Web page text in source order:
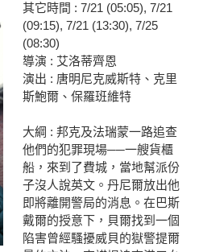
其它時間 : 7/21 (05:05), 7/21
(09:15), 7/21 (13:30), 7/25
(08:30)
導演 : 艾洛蒂齊恩
演出 : 唐明尼克威斯特、克里
斯鮑爾、保羅班維特
大綱 : 邦克及法瑞蒙一路追查
他們的犯罪現場──一艘貨櫃
船，來到了費城，當地幫派份
子沒人說英文。丹尼爾放出他
即將離開警局的消息。在巴斯
戴爾的授意下，貝爾找到一個
陷害曾經騷擾威貝的獄警提爾